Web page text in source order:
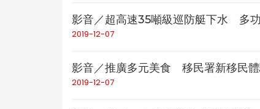
影音／超高速35噸級巡防艇下水 多
2019-12-07
影音／推廣多元美食 移民署新移民
2019-12-07